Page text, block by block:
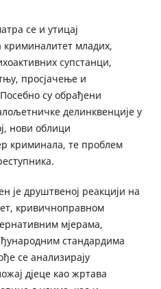
се и утицај
криминалитет младих,
супстанци,
просјачење и
су обрађени
делинквенције у
нови облици
криминала, те проблем
је друштвеној реакцији на
кривичноправном
мјерама,
стандардима
се анализирају
дјеце као жртава